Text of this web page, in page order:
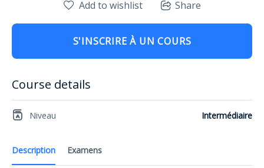
Description Examens
Add to wishlist Share
S'INSCRIRE À UN COURS
Course details
Niveau Intermédiaire